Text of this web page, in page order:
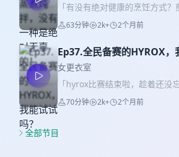
支付的心理成本。 我们并不是
想认真讨论:女性友好，到底应
容导览｜ 01:33 Female Only
择，还是制造了新的心理边界?
友好? 健身房的配套设施 15：57
么高？ 18：24 女杆、小片、小
25：50 臀推机、坐姿推胸推肩
助引体、单杠 其他场馆的设施
点、安全带、自行车、服饰、护
谜”。结果发现，猪从几百年前
纪的欧洲人嫌它脏，美国的牛肉
谱的是，联合国粮农组织2025年
示，瘦猪肉的吸收率比牛肉还强
以问题来了：我们挑食物，是看
设？ ｜内容导览｜ 01:00 猪，
36:38 为什么西兰花永远是健康
有谁被过度包装了？ 47:07 明
「有没有绝对健康的烹饪方式
少？蒸煮真的最养人？凉拌是不
关注我们｜ 大脑跑不赢四肢 王
憨 ｜本期简介｜ 本期节目中华
煎炸烹炒蒸煮炖拌，以及藏在这
那些“你以为”。美拉德反应都知
不知道它到底什么时候是焦香
空气炸锅，无油是真无油，但该
63分钟 2k+ 2个月前
Ep37.全民备赛的HYROX，
女更衣室
「hyrox比赛结束啦，趁着还没
句！」 ｜关注我们｜ 大脑跑不
薯：@王大可小爬菜 健身也健脑
70分钟 2k+ 2个月前
全部节目